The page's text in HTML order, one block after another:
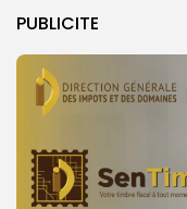
PUBLICITE